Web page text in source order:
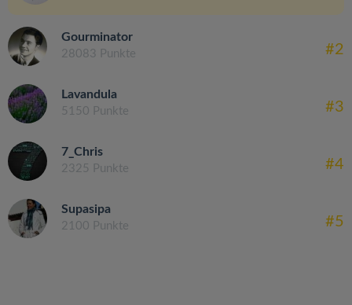
Gourminator
28083 Punkte #2
Lavandula
5150 Punkte #3
7_Chris
2325 Punkte #4
Supasipa
2100 Punkte #5